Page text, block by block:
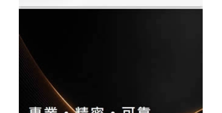
高雄配眼鏡推薦,高雄多焦鏡片驗配,高雄蔡司鏡片驗配,日
本手工眼鏡專賣,高雄眼鏡品牌選貨店,日本手工眼鏡販售
高雄配眼鏡推薦, 高雄多焦鏡片驗配, 高雄蔡司鏡片
驗配, 日本手工眼鏡專賣, 高雄眼鏡品牌選貨店, 日本手工
眼鏡販售維修